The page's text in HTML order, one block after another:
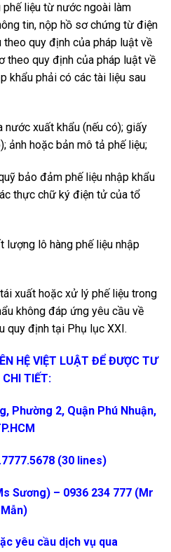
phế liệu từ nước ngoài làm
tin, nộp hồ sơ chứng từ điện
quy định của pháp luật về
theo quy định của pháp luật về
khẩu phải có các tài liệu sau
xuất khẩu (nếu có); giấy
ảnh hoặc bản mô tả phế liệu;
bảo đảm phế liệu nhập khẩu
thực chữ ký điện tử của tổ
lượng lô hàng phế liệu nhập
xuất hoặc xử lý phế liệu trong
không đáp ứng yêu cầu về
quy định tại Phụ lục XXI.
HỆ VIỆT LUẬT ĐỂ ĐƯỢC TƯ
CHI TIẾT:
Phường 2, Quận Phú Nhuận,
(30 lines)
Sương) – 0936 234 777 (Mr
Mẫn)
yêu cầu dịch vụ qua